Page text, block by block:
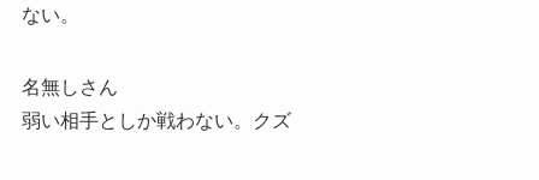
ない。
名無しさん
弱い相手としか戦わない。クズ